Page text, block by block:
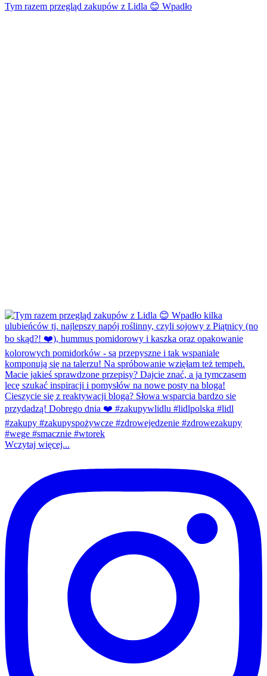
Tym razem przegląd zakupów z Lidla 😊 Wpadło
Wczytaj więcej...